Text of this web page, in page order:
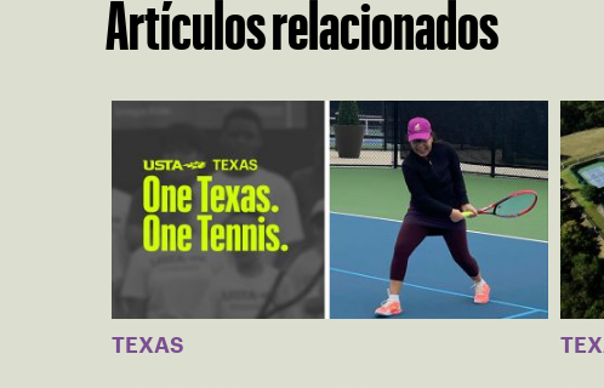
Artículos relacionados
TEXAS